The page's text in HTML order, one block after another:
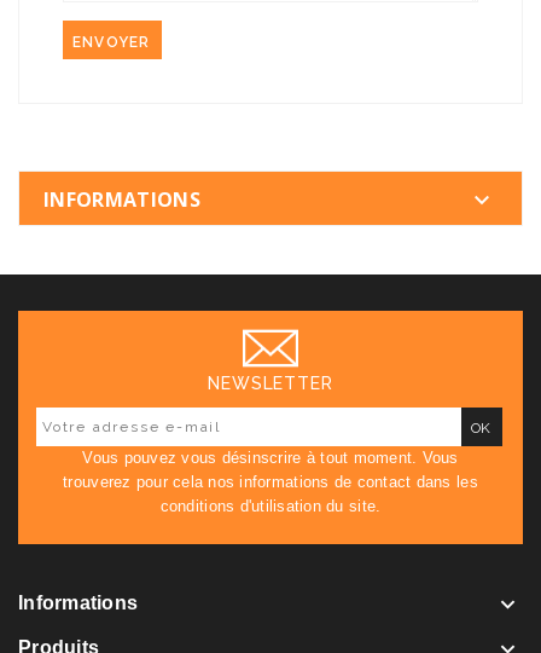
INFORMATIONS 
NEWSLETTER
Vous pouvez vous désinscrire à tout moment. Vous
trouverez pour cela nos informations de contact dans les
conditions d'utilisation du site.
Informations 
Produits